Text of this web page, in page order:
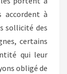
accordent à
sollicité des
certains
qui leur
obligé de